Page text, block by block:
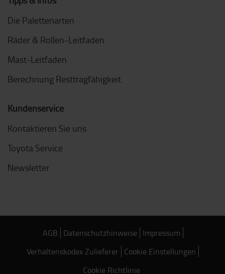
Die Palettenarten
Räder & Rollen-Leitfaden
Mast-Leitfaden
Berechnung Resttragfähigkeit
Kundenservice
Kontaktieren Sie uns
Toyota Service
Newsletter
AGB Datenschutzhinweise Impressum
Verhaltenskodex Zulieferer Cookie Einstellungen
Cookie Richtlinie